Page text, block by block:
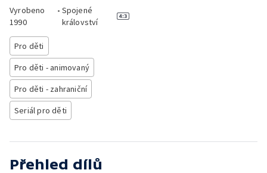
Vyrobeno
1990
• Spojené
království
Pro děti
Pro děti - animovaný
Pro děti - zahraniční
Seriál pro děti
Přehled dílů